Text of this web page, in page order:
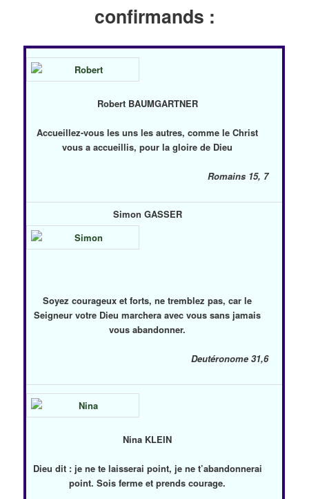
confirmands :
Robert BAUMGARTNER
Accueillez-vous les uns les autres, comme le Christ
vous a accueillis, pour la gloire de Dieu
Romains 15, 7
Simon GASSER
Soyez courageux et forts, ne tremblez pas, car le
Seigneur votre Dieu marchera avec vous sans jamais
vous abandonner.
Deutéronome 31,6
Nina KLEIN
Dieu dit : je ne te laisserai point, je ne t’abandonnerai
point. Sois ferme et prends courage.